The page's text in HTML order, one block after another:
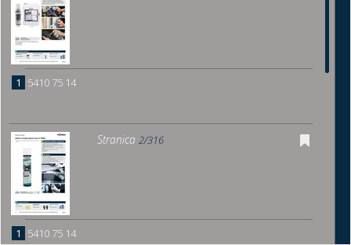
1 5410 75 14
Stranica 2/316
1 5410 75 14